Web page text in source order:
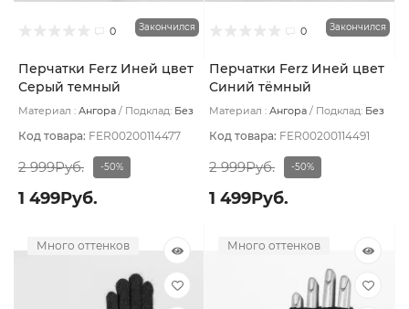
0 Закончился
Перчатки Ferz Иней цвет
Серый темный
Материал : Ангора Подклад: Без
Код товара: FER00200114477
2 999Руб. -50%
1 499Руб.
0 Закончился
Перчатки Ferz Иней цвет
Синий тёмный
Материал : Ангора Подклад: Без
Код товара: FER00200114491
2 999Руб. -50%
1 499Руб.
Много оттенков Много оттенков